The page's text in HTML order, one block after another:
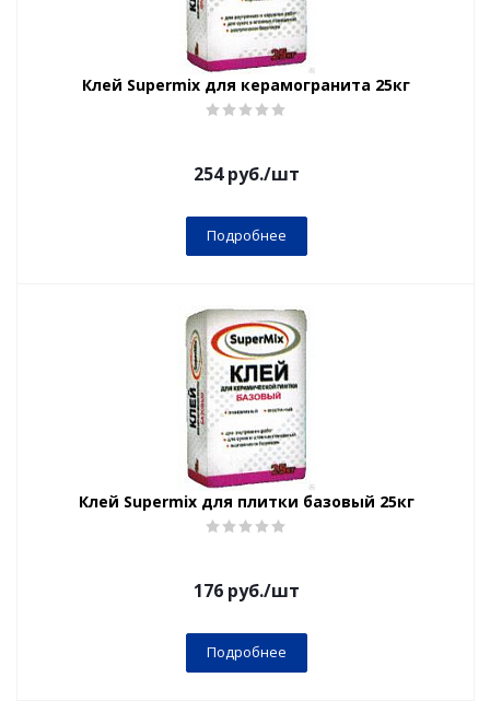
Клей Supermix для керамогранита 25кг
254руб./шт
Подробнее
Клей Supermix для плитки базовый 25кг
176руб./шт
Подробнее